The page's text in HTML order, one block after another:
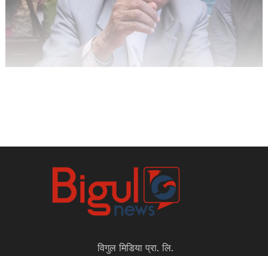
विगुल मिडिया प्रा. लि.